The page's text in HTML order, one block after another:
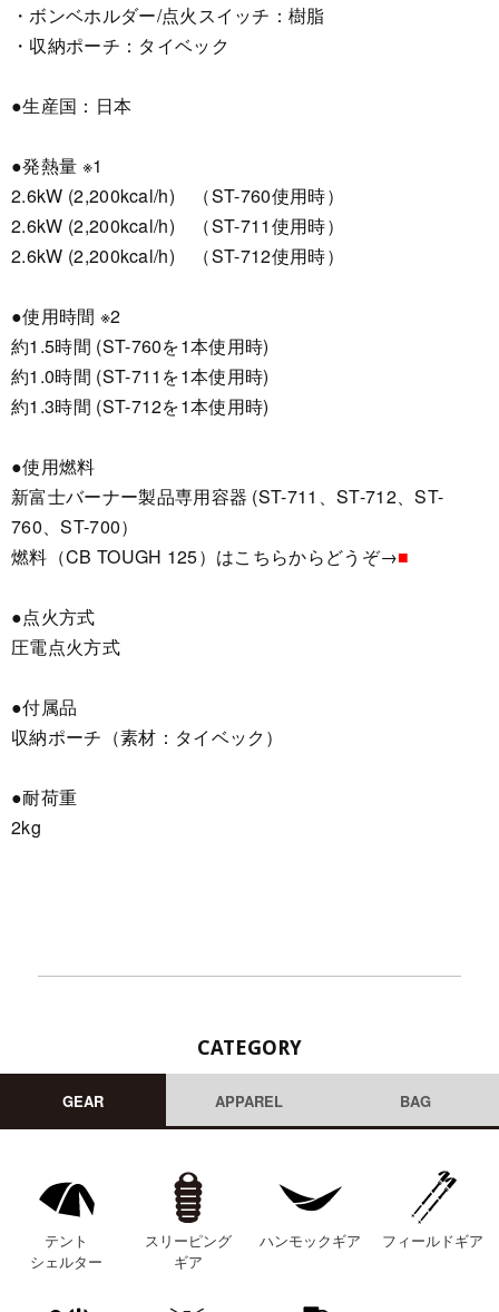
・ボンベホルダー/点火スイッチ：樹脂
・収納ポーチ：タイベック
●生産国：日本
●発熱量 ※1
2.6kW (2,200kcal/h) （ST-760使用時）
2.6kW (2,200kcal/h) （ST-711使用時）
2.6kW (2,200kcal/h) （ST-712使用時）
●使用時間 ※2
約1.5時間 (ST-760を1本使用時)
約1.0時間 (ST-711を1本使用時)
約1.3時間 (ST-712を1本使用時)
●使用燃料
新富士バーナー製品専用容器 (ST-711、ST-712、ST-
760、ST-700）
燃料（CB TOUGH 125）はこちらからどうぞ→■
●点火方式
圧電点火方式
●付属品
収納ポーチ（素材：タイベック）
●耐荷重
2kg
CATEGORY
GEAR APPAREL BAG
テント
シェルター
スリーピング
ギア
ハンモックギア フィールドギア